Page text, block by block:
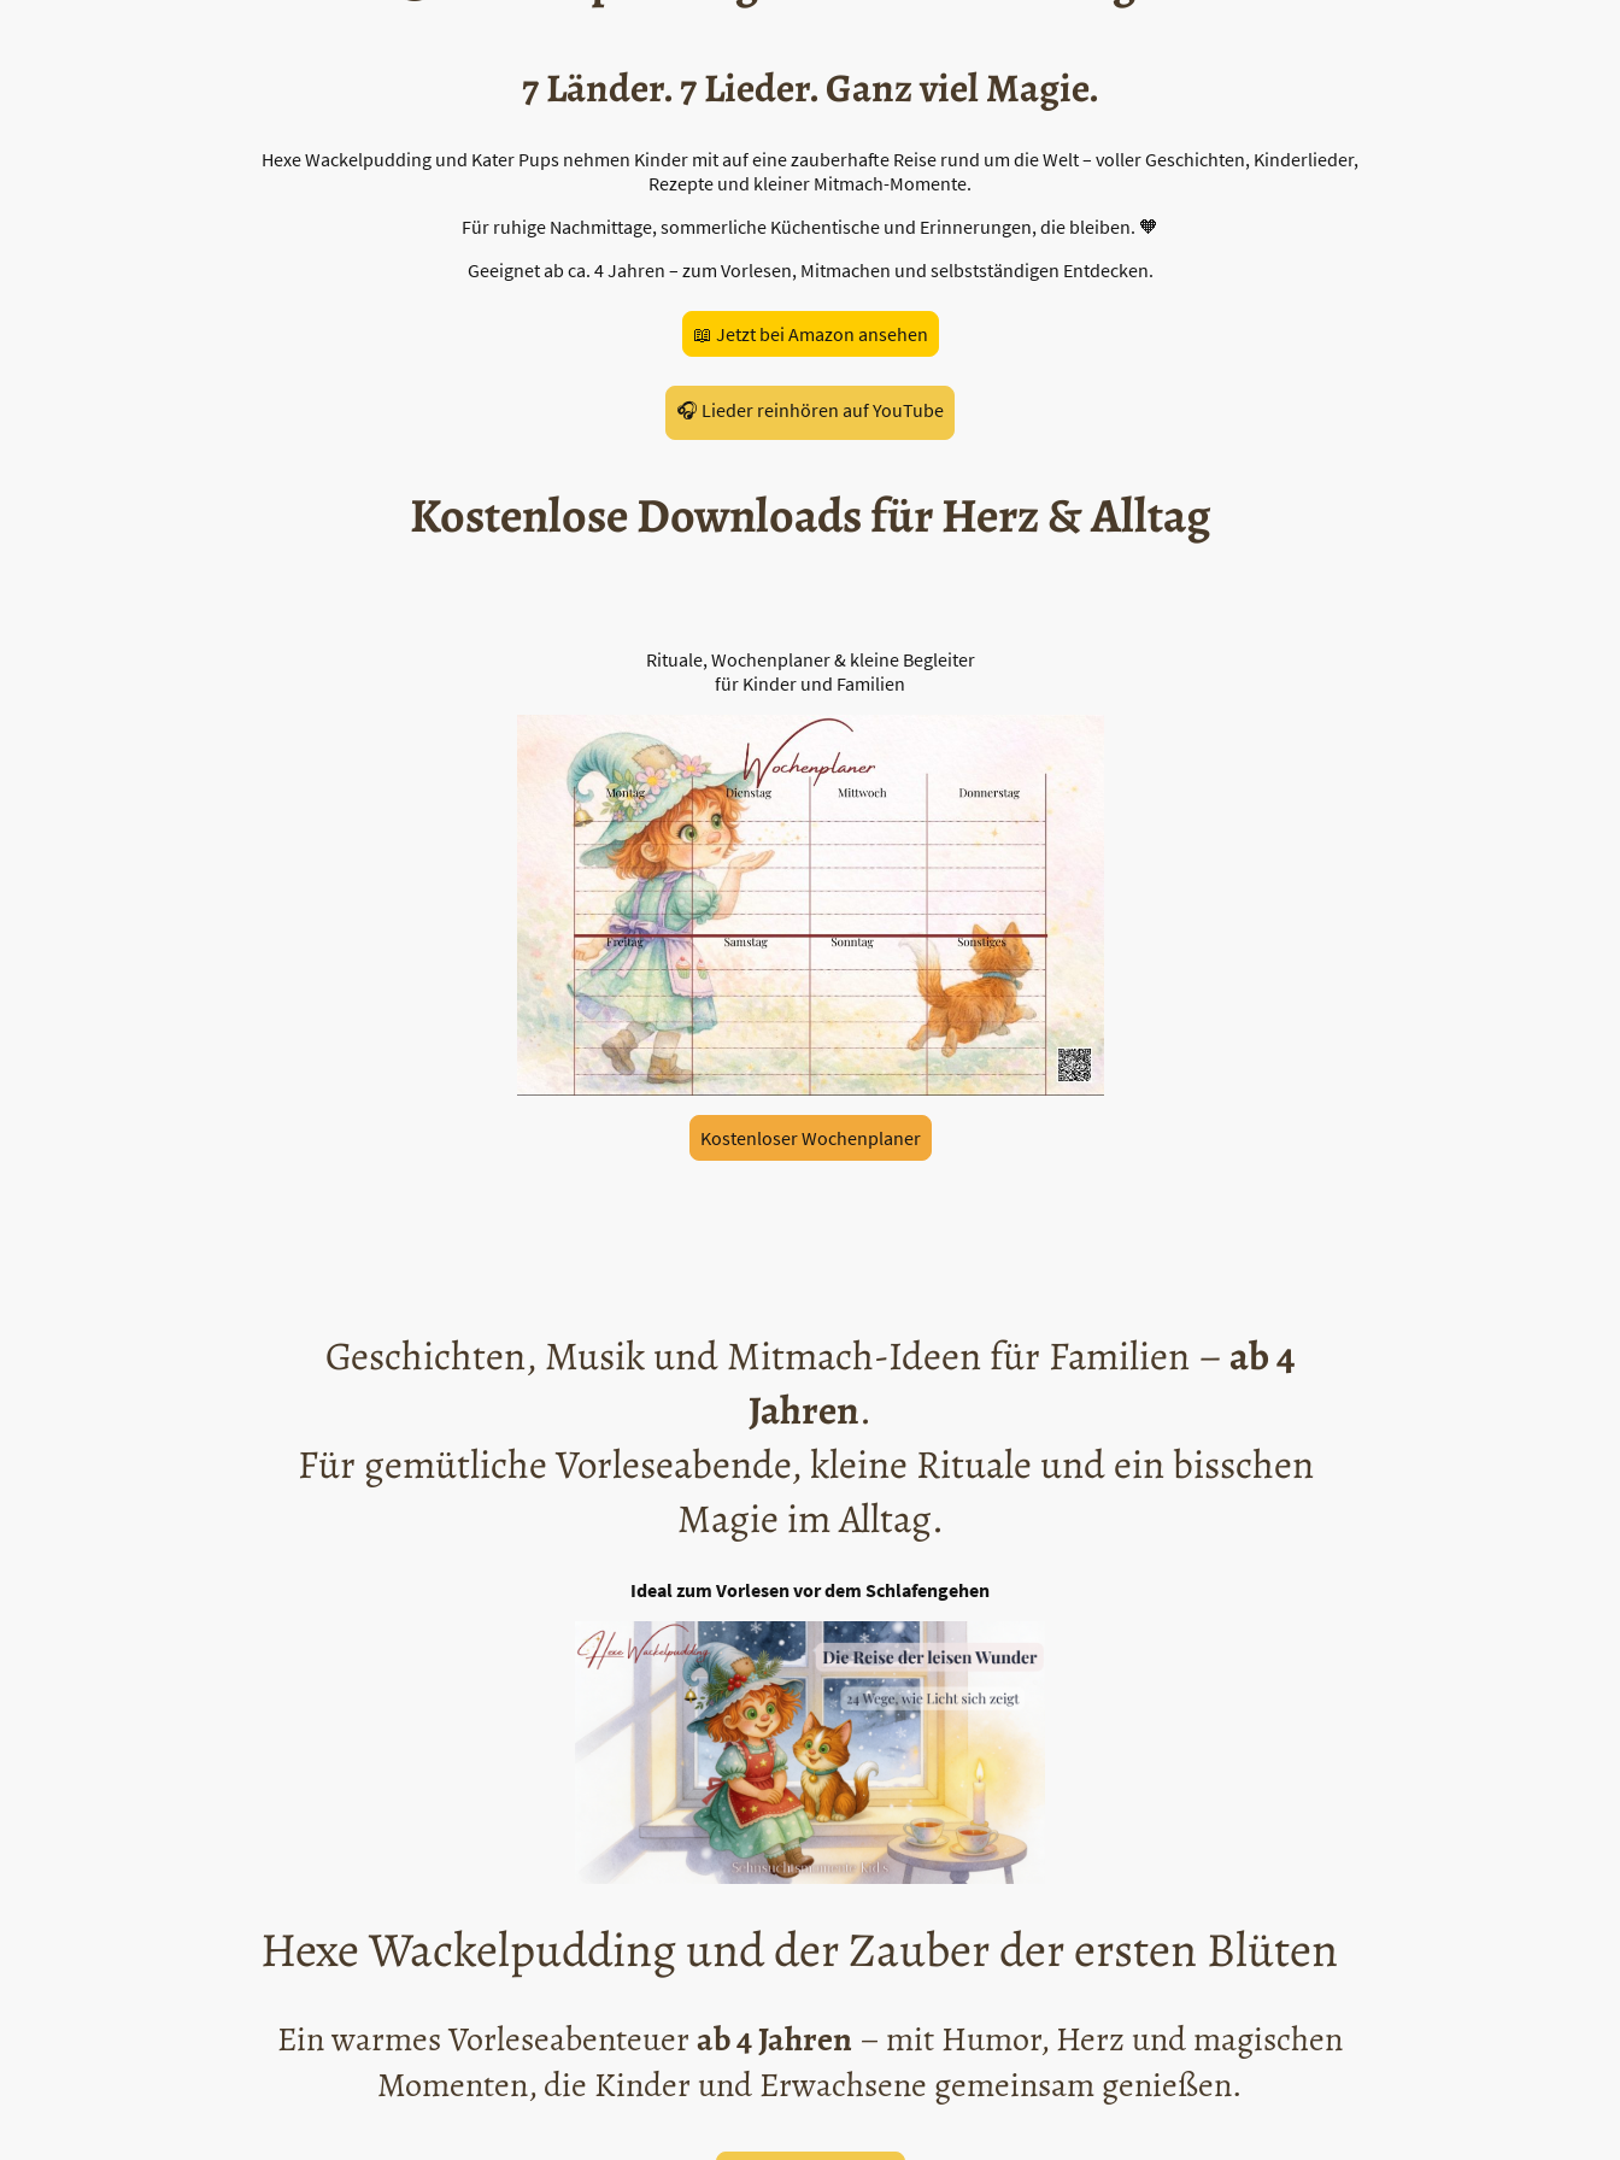
7 Länder. 7 Lieder. Ganz viel Magie.
Hexe Wackelpudding und Kater Pups nehmen Kinder mit auf eine zauberhafte Reise rund um die Welt – voller Geschichten, Kinderlieder,
Rezepte und kleiner Mitmach-Momente.
Für ruhige Nachmittage, sommerliche Küchentische und Erinnerungen, die bleiben. 🧡
Geeignet ab ca. 4 Jahren – zum Vorlesen, Mitmachen und selbstständigen Entdecken.
📖 Jetzt bei Amazon ansehen
🎧 Lieder reinhören auf YouTube
Kostenlose Downloads für Herz & Alltag
Rituale, Wochenplaner & kleine Begleiter
für Kinder und Familien
Kostenloser Wochenplaner
Geschichten, Musik und Mitmach-Ideen für Familien – ab 4
Jahren.
Für gemütliche Vorleseabende, kleine Rituale und ein bisschen
Magie im Alltag.
Ideal zum Vorlesen vor dem Schlafengehen
Hexe Wackelpudding und der Zauber der ersten Blüten
Ein warmes Vorleseabenteuerab 4 Jahren – mit Humor, Herz und magischen
Momenten, die Kinder und Erwachsene gemeinsam genießen.